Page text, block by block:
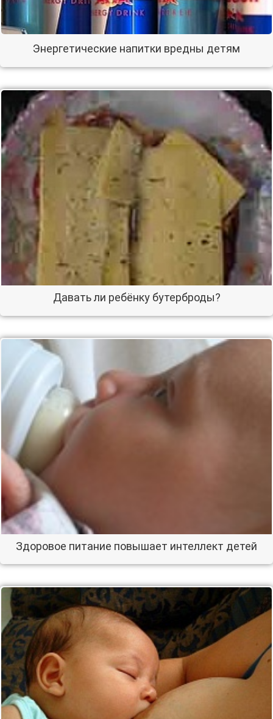
Энергетические напитки вредны детям
Давать ли ребёнку бутерброды?
Здоровое питание повышает интеллект детей